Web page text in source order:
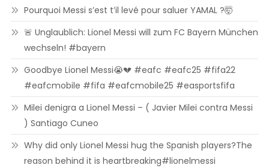
Pourquoi Messi s’est t’il levé pour saluer YAMAL ?🤯
🚨 Unglaublich: Lionel Messi will zum FC Bayern München
wechseln! #bayern
Goodbye Lionel Messi😭💔 #eafc #eafc25 #fifa22
#eafcmobile #fifa #eafcmobile25 #easportsfifa
Milei denigra a Lionel Messi – ( Javier Milei contra Messi
) Santiago Cuneo
Why did only Lionel Messi hug the Spanish players?The
reason behind it is heartbreaking#lionelmessi